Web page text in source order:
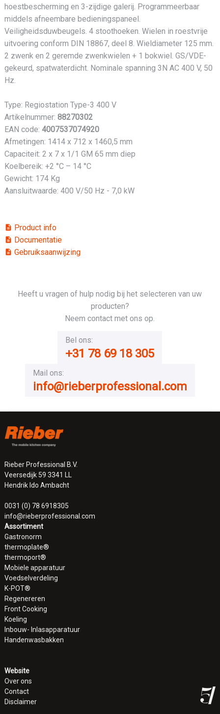
hoestbescherming en 3-zijdige galerij. Programmeerbaar
middels afneembare bedieningspaneel.
Veiligheidsduwbeugels. 4 stoothoeken. Wielen in roestvrije
uitvoering conform DIN 18867, deel 8. Wieldiameter 125 mm.
2 zwenk en 2 geremde zwenkwielen + 1 bokwiel. GS/VDE-
gekeurd, spatwaterdicht. Nominale spanning 3N AC 400 V, 50
Hz.
Type: Regiostation Type-3 400 V
Artikelnummer: 88270302
EAN code: 4007537074920
Afmetingen: 1414 x 712 x 1460,5 mm
Capaciteit: 2 x 7 x 1/1 GM 65 mm diep
Koelbereik: +2 °C – 14 °C
Gewicht: 174 Kg
Aansluitwaarde: 400 V/50 Hz - 7,0 kW
description Product info
description Documentatie
description Gebruiksaanwijzing
Heeft u vragen of hulp nodig bij het selecteren van uw
producten?
Neem contact met ons op.
Bel ons:
+31 78 69 18 305
Mail ons:
info@rieberprofessional.com
Rieber Professional B.V.
Veersedijk 59 3341 LL
Hendrik Ido Ambacht
0031 (0) 78 6918305
info@rieberprofessional.com
Assortiment
Gastronorm
thermoplate®
thermoport®
Mobiele apparatuur
Voedselverdeling
K-POT®
Regenereren
Front Cooking
Koeling
Inbouw- Inlasapparatuur
Handenwasbakken
Website
Over ons
Contact
Disclaimer